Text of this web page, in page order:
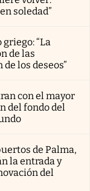
soledad”
“La
de las
los deseos”
con el mayor
del fondo del
de Palma,
la entrada y
del